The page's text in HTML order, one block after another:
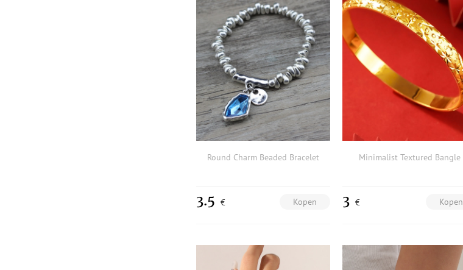
Round Charm Beaded Bracelet
Kopen
3.5 €
Minimalist Textured Bangle
Kopen
3 €